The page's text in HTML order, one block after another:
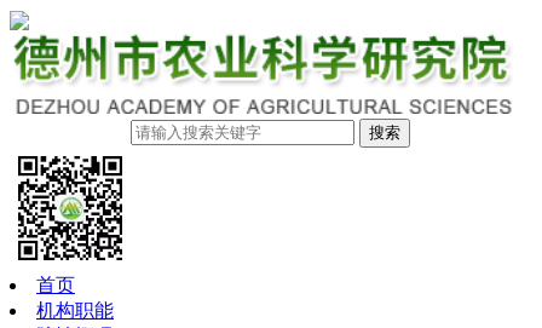
搜索
首页
机构职能